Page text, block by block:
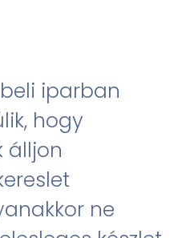
iparban
hogy
álljon
ne